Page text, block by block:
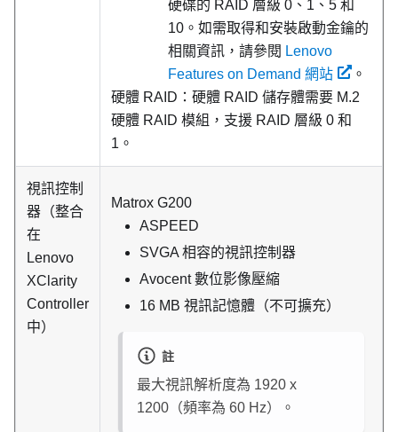
硬碟的 RAID 層級 0、1、5 和
10。如需取得和安裝啟動金鑰的
相關資訊，請參閱 Lenovo
Features on Demand 網站
。
硬體 RAID：硬體 RAID 儲存體需要 M.2
硬體 RAID 模組，支援 RAID 層級 0 和
1。
視訊控制
器（整合
在
Lenovo
XClarity
Controller
中）
Matrox G200
ASPEED
SVGA 相容的視訊控制器
Avocent 數位影像壓縮
16 MB 視訊記憶體（不可擴充）
註
最大視訊解析度為 1920 x
1200（頻率為 60 Hz）。